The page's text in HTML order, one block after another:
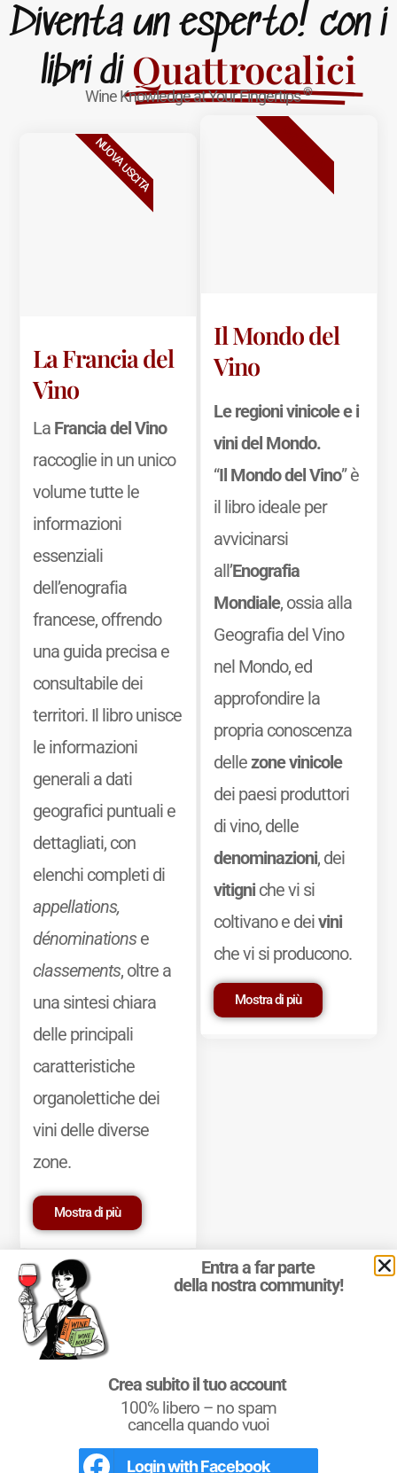
Diventa un esperto! con i
libri di Quattrocalici
Wine Knowledge at Your Fingertips®
La Francia del
Vino
La Francia del Vino
raccoglie in un unico
volume tutte le
informazioni
essenziali
dell’enografia
francese, offrendo
una guida precisa e
consultabile dei
territori. Il libro unisce
le informazioni
generali a dati
geografici puntuali e
dettagliati, con
elenchi completi di
appellations,
dénominationse
classements, oltre a
una sintesi chiara
delle principali
caratteristiche
organolettiche dei
vini delle diverse
zone.
Mostra di più
NUOVA USCITA
Il Mondo del
Vino
Le regioni vinicole e i
vini del Mondo.
“Il Mondo del Vino” è
il libro ideale per
avvicinarsi
all’Enografia
Mondiale, ossia alla
Geografia del Vino
nel Mondo, ed
approfondire la
propria conoscenza
dellezone vinicole
dei paesi produttori
di vino, delle
denominazioni, dei
vitigniche vi si
coltivano e deivini
che vi si producono.
Mostra di più
BESTSELLER
© 2011-2025 Marcello Leder. All rights reserved. | ® Quattrocalici
Marchio Reg. | P.IVA 03921390245
|Privacy Policy|Cookie Policy
cookie
Entra a far parte
della nostra community!
Crea subito il tuo account
100% libero – no spam
cancella quando vuoi
Login withFacebook